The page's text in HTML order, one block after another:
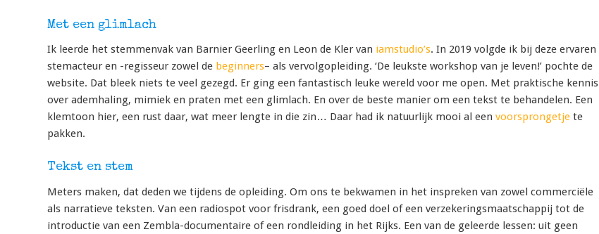
Met een glimlach
Ik leerde het stemmenvak van Barnier Geerling en Leon de Kler van iamstudio’s. In 2019 volgde ik bij deze ervaren
stemacteur en -regisseur zowel de beginners– als vervolgopleiding. ‘De leukste workshop van je leven!’ pochte de
website. Dat bleek niets te veel gezegd. Er ging een fantastisch leuke wereld voor me open. Met praktische kennis
over ademhaling, mimiek en praten met een glimlach. En over de beste manier om een tekst te behandelen. Een
klemtoon hier, een rust daar, wat meer lengte in die zin… Daar had ik natuurlijk mooi al een voorsprongetje te
pakken.
Tekst en stem
Meters maken, dat deden we tijdens de opleiding. Om ons te bekwamen in het inspreken van zowel commerciële
als narratieve teksten. Van een radiospot voor frisdrank, een goed doel of een verzekeringsmaatschappij tot de
introductie van een Zembla-documentaire of een rondleiding in het Rijks. Een van de geleerde lessen: uit geen